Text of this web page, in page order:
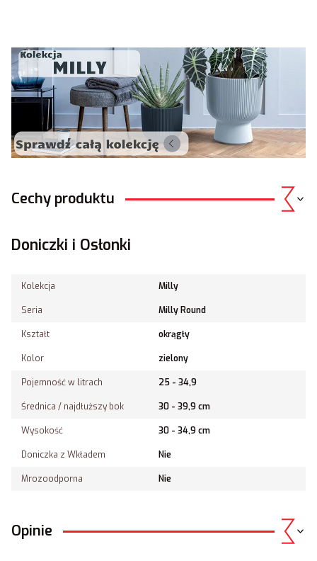
Cechy produktu
Doniczki i Osłonki
Kolekcja Milly
Seria Milly Round
Kształt okrągły
Kolor zielony
Pojemność w litrach 25 - 34,9
Średnica / najdłuższy bok 30 - 39,9 cm
Wysokość 30 - 34,9 cm
Doniczka z Wkładem Nie
Mrozoodporna Nie
Opinie